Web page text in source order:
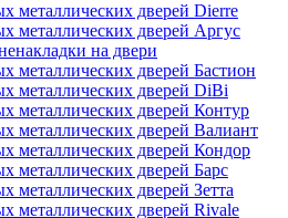
металлических дверей Dierre
металлических дверей Аргус
на двери
металлических дверей Бастион
металлических дверей DiBi
металлических дверей Контур
металлических дверей Валиант
металлических дверей Кондор
металлических дверей Барс
металлических дверей Зетта
металлических дверей Rivale